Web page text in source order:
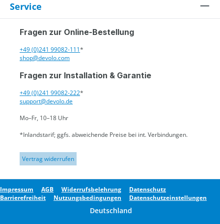
Service
Fragen zur Online-Bestellung
+49 (0)241 99082-111*
shop@devolo.com
Fragen zur Installation & Garantie
+49 (0)241 99082-222*
support@devolo.de
Mo–Fr, 10–18 Uhr
*Inlandstarif; ggfs. abweichende Preise bei int. Verbindungen.
Vertrag widerrufen
Impressum AGB Widerrufsbelehrung
Datenschutz
Barrierefreiheit
Nutzungsbedingungen Datenschutzeinstellungen
Deutschland